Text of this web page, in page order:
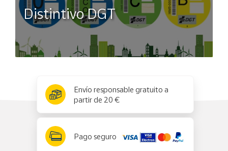
Distintivo DGT
Envío responsable gratuito a
partir de 20 €
Pago seguro